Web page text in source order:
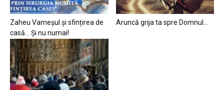
Zaheu Vameșul și sfințirea de
casă… Și nu numai!
Aruncă grija ta spre Domnul…